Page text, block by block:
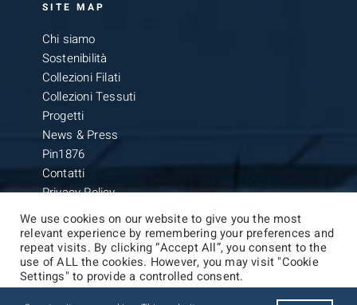
SITE MAP
Chi siamo
Sostenibilità
Collezioni Filati
Collezioni Tessuti
Progetti
News & Press
Pin1876
Contatti
Privacy Policy
© Copyright 2021 - 2026 | Botto Giuseppe SpA | All Rights
We use cookies on our website to give you the most
relevant experience by remembering your preferences and
repeat visits. By clicking “Accept All”, you consent to the
use of ALL the cookies. However, you may visit "Cookie
Settings" to provide a controlled consent.